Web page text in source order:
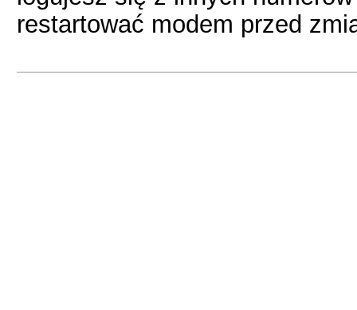
restartować modem przed